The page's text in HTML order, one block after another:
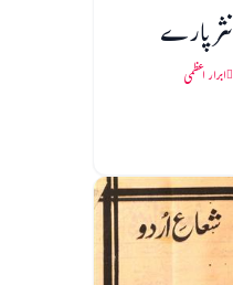
نثر پارے
ابرار اعظمی